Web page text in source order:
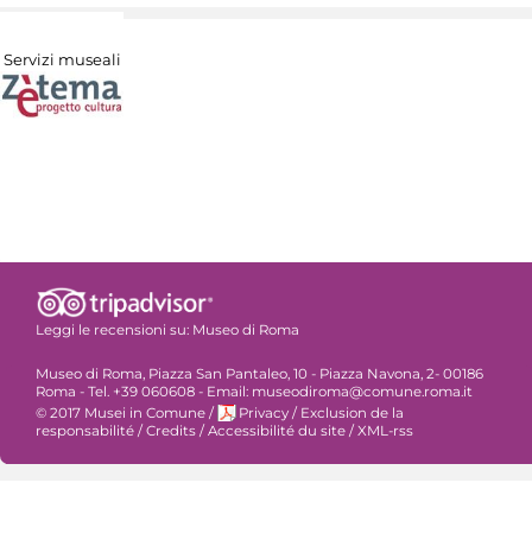
Servizi museali
Leggi le recensioni su: Museo di Roma
Museo di Roma, Piazza San Pantaleo, 10 - Piazza Navona, 2- 00186
Roma - Tel. +39 060608 - Email: museodiroma@comune.roma.it
© 2017 Musei in Comune / Privacy / Exclusion de la
responsabilité / Credits / Accessibilité du site / XML-rss